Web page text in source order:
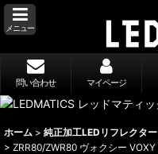
メニュー
問い合わせ マイページ
ホーム > 純正加工LEDリフレクター
> ZRR80/ZWR80 ヴォクシー